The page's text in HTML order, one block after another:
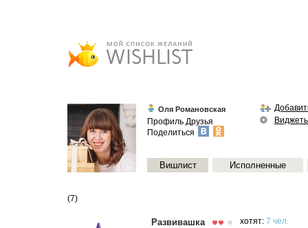
Оля Романовская
Профиль Друзья
Поделиться
Вишлист Исполненные
(7)
Развивашка хотят: 7 чел.